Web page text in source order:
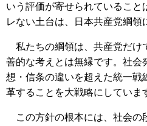
いう評価が寄せられていること
レない土台は、日本共産党綱領
私たちの綱領は、共産党だけ
善的な考えとは無縁です。社会
想・信条の違いを超えた統一
革することを大戦略にしていま
この方針の根本には、社会の